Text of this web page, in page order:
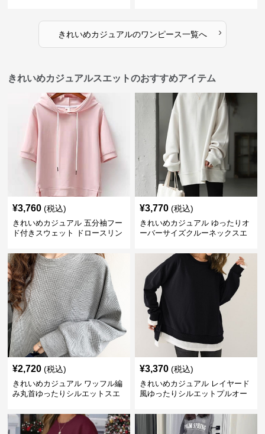
きれいめカジュアルのワンピース一覧へ ›
きれいめカジュアルスエットのおすすめアイテム
¥3,760 (税込)
きれいめカジュアル 五分袖フー
ド付きスウェット ドロースリン
¥3,770 (税込)
きれいめカジュアル ゆったりオ
ーバーサイズクルーネックスエ
¥2,720 (税込)
きれいめカジュアル ワッフル編
み丸首ゆったりシルエットスエ
¥3,370 (税込)
きれいめカジュアル レイヤード
風ゆったりシルエットプルオー